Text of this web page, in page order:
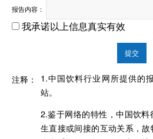
报告内容：
我承诺以上信息真实有效
提交
注释：
1.中国饮料行业网所提供的
站。
2.鉴于网络的特性，中国饮
生直接或间接的互动关系，